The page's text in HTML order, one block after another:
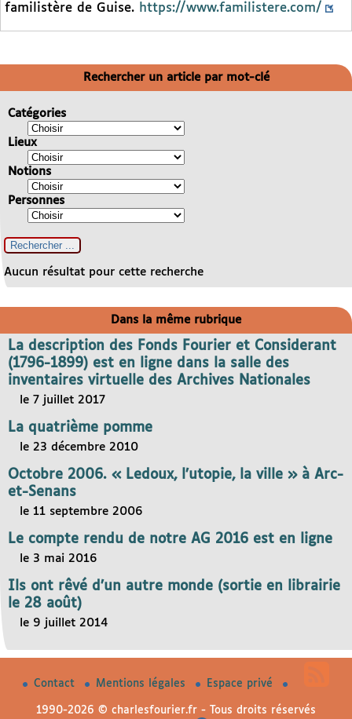
familistère de Guise. https://www.familistere.com/
Rechercher un article par mot-clé
Catégories
Lieux
Notions
Personnes
Aucun résultat pour cette recherche
Dans la même rubrique
La description des Fonds Fourier et Considerant
(1796-1899) est en ligne dans la salle des
inventaires virtuelle des Archives Nationales
le 7 juillet 2017
La quatrième pomme
le 23 décembre 2010
Octobre 2006. « Ledoux, l’utopie, la ville » à Arc-
et-Senans
le 11 septembre 2006
Le compte rendu de notre AG 2016 est en ligne
le 3 mai 2016
Ils ont rêvé d’un autre monde (sortie en librairie
le 28 août)
le 9 juillet 2014
Contact Mentions légales Espace privé
1990-2026 © charlesfourier.fr - Tous droits réservés